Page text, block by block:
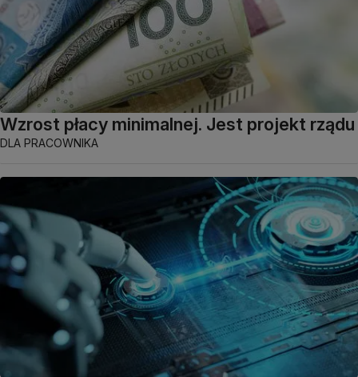
Wzrost płacy minimalnej. Jest projekt rządu
DLA PRACOWNIKA